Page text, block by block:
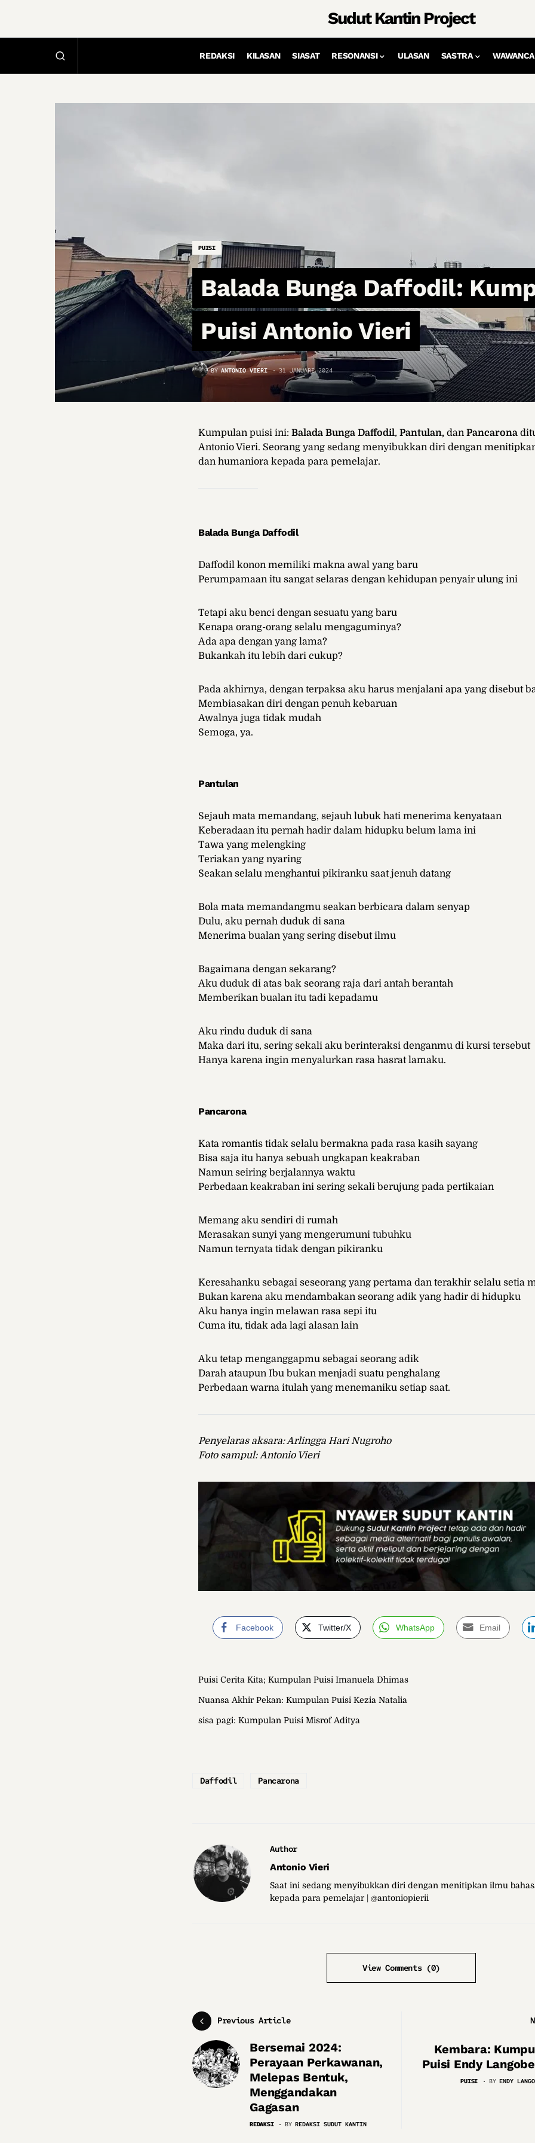
Sudut Kantin Project
REDAKSI KILASAN SIASAT RESONANSI ULASAN SASTRA
PUISI
Balada Bunga Daffodil:
Puisi Antonio Vieri
BY ANTONIO VIERI 31 JANUARI 2024
Kumpulan puisi ini: Balada Bunga Daffodil, Pantulan, dan Pancarona
Antonio Vieri. Seorang yang sedang menyibukkan diri dengan
dan humaniora kepada para pemelajar.
Balada Bunga Daffodil
Daffodil konon memiliki makna awal yang baru
Perumpamaan itu sangat selaras dengan kehidupan penyair ulung ini
Tetapi aku benci dengan sesuatu yang baru
Kenapa orang-orang selalu mengaguminya?
Ada apa dengan yang lama?
Bukankah itu lebih dari cukup?
Pada akhirnya, dengan terpaksa aku harus menjalani apa yang disebut
Membiasakan diri dengan penuh kebaruan
Awalnya juga tidak mudah
Semoga, ya.
Pantulan
Sejauh mata memandang, sejauh lubuk hati menerima kenyataan
Keberadaan itu pernah hadir dalam hidupku belum lama ini
Tawa yang melengking
Teriakan yang nyaring
Seakan selalu menghantui pikiranku saat jenuh datang
Bola mata memandangmu seakan berbicara dalam senyap
Dulu, aku pernah duduk di sana
Menerima bualan yang sering disebut ilmu
Bagaimana dengan sekarang?
Aku duduk di atas bak seorang raja dari antah berantah
Memberikan bualan itu tadi kepadamu
Aku rindu duduk di sana
Maka dari itu, sering sekali aku berinteraksi denganmu di kursi tersebut
Hanya karena ingin menyalurkan rasa hasrat lamaku.
Pancarona
Kata romantis tidak selalu bermakna pada rasa kasih sayang
Bisa saja itu hanya sebuah ungkapan keakraban
Namun seiring berjalannya waktu
Perbedaan keakraban ini sering sekali berujung pada pertikaian
Memang aku sendiri di rumah
Merasakan sunyi yang mengerumuni tubuhku
Namun ternyata tidak dengan pikiranku
Keresahanku sebagai seseorang yang pertama dan terakhir selalu setia
Bukan karena aku mendambakan seorang adik yang hadir di hidupku
Aku hanya ingin melawan rasa sepi itu
Cuma itu, tidak ada lagi alasan lain
Aku tetap menganggapmu sebagai seorang adik
Darah ataupun Ibu bukan menjadi suatu penghalang
Perbedaan warna itulah yang menemaniku setiap saat.
Penyelaras aksara: Arlingga Hari Nugroho
Foto sampul: Antonio Vieri
Facebook Twitter/X WhatsApp Email
Puisi Cerita Kita; Kumpulan Puisi Imanuela Dhimas
Nuansa Akhir Pekan: Kumpulan Puisi Kezia Natalia
sisa pagi: Kumpulan Puisi Misrof Aditya
Daffodil Pancarona
Author
Antonio Vieri
Saat ini sedang menyibukkan diri dengan menitipkan ilmu
kepada para pemelajar | @antoniopierii
View Comments (0)
Previous Article
Bersemai 2024:
Perayaan Perkawanan,
Melepas Bentuk,
Menggandakan
Gagasan
REDAKSI BY REDAKSI SUDUT KANTIN
Kembara:
Puisi Endy
PUISI BY ENDY